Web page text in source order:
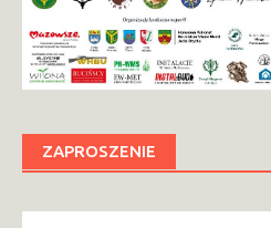
ZAPROSZENIE